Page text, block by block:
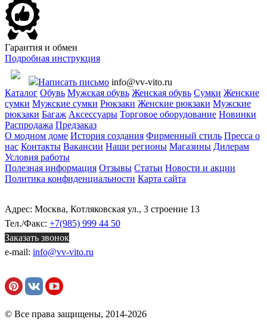
Гарантия и обмен
Подробная инструкция
Написать письмо info@vv-vito.ru
Каталог Обувь Мужская обувь Женская обувь Сумки Женские
сумки Мужские сумки Рюкзаки Женские рюкзаки Мужские
рюкзаки Багаж Аксессуары Торговое оборудование Новинки
Распродажа Предзаказ
О модном доме История создания Фирменный стиль Пресса о
нас Контакты Вакансии Наши регионы Магазины Дилерам
Условия работы
Полезная информация Отзывы Статьи Новости и акции
Политика конфиденциальности Карта сайта
Адрес: Москва, Котляковская ул., 3 строение 13
Тел./Факс: +7(985) 999 44 50
Заказать звонок
e-mail: info@vv-vito.ru
© Все права защищены, 2014-2026